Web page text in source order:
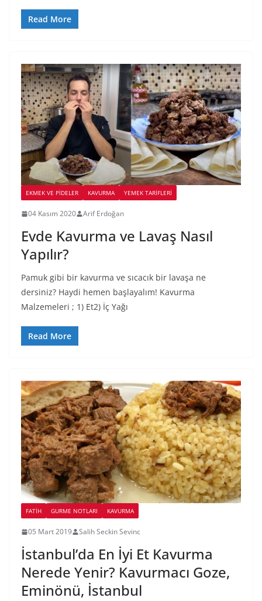
Read More
EKMEK VE PIDELER KAVURMA YEMEK TARİFLERİ
04 Kasım 2020 Arif Erdoğan
Evde Kavurma ve Lavaş Nasıl
Yapılır?
Pamuk gibi bir kavurma ve sıcacık bir lavaşa ne
dersiniz? Haydi hemen başlayalım! Kavurma
Malzemeleri ; 1) Et2) İç Yağı
Read More
FATIH GURME NOTLARI KAVURMA
05 Mart 2019 Salih Seckin Sevinc
İstanbul’da En İyi Et Kavurma
Nerede Yenir? Kavurmacı Goze,
Eminönü, İstanbul